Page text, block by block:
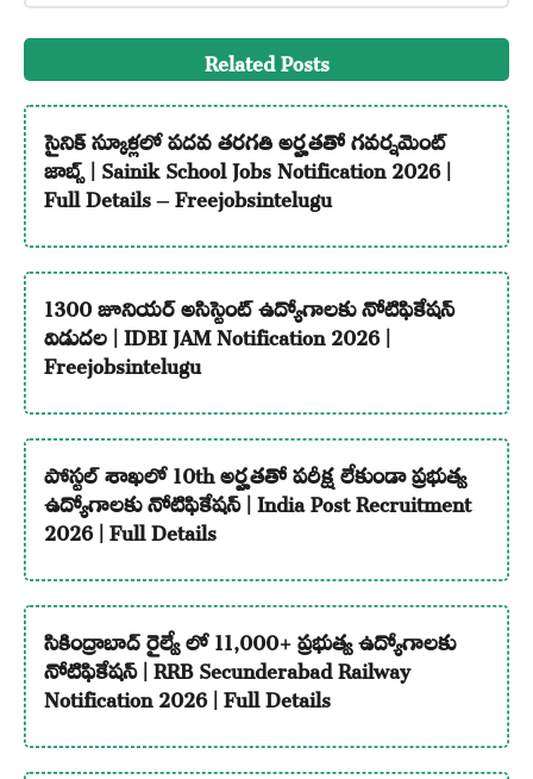
Related Posts
సైనిక్ స్కూళ్లలో పదవ తరగతి అర్హతతో గవర్నమెంట్
జాబ్స్ | Sainik School Jobs Notification 2026 |
Full Details – Freejobsintelugu
1300 జూనియర్ అసిస్టెంట్ ఉద్యోగాలకు నోటిఫికేషన్
విడుదల | IDBI JAM Notification 2026 |
Freejobsintelugu
పోస్టల్ శాఖలో 10th అర్హతతో పరీక్ష లేకుండా ప్రభుత్వ
ఉద్యోగాలకు నోటిఫికేషన్ | India Post Recruitment
2026 | Full Details
సికింద్రాబాద్ రైల్వే లో 11,000+ ప్రభుత్వ ఉద్యోగాలకు
నోటిఫికేషన్ | RRB Secunderabad Railway
Notification 2026 | Full Details